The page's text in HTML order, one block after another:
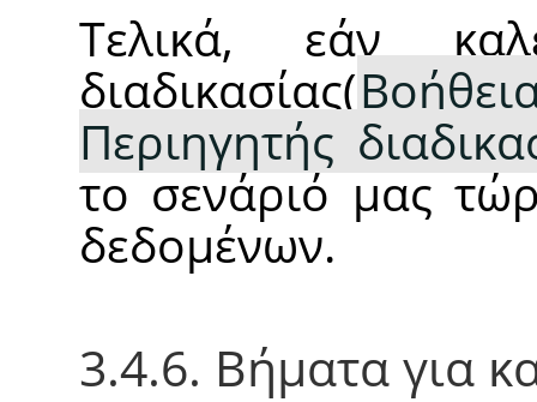
Τελικά, εάν
διαδικασίας(
Περιηγητής
το σενάριό μας
δεδομένων.
3.4.6. Βήματα για